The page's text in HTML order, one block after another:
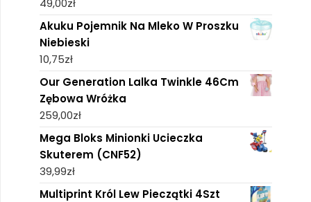
49,00zł
Akuku Pojemnik Na Mleko W Proszku
Niebieski
10,75zł
Our Generation Lalka Twinkle 46Cm
Zębowa Wróżka
259,00zł
Mega Bloks Minionki Ucieczka
Skuterem (CNF52)
39,99zł
Multiprint Król Lew Pieczątki 4Szt